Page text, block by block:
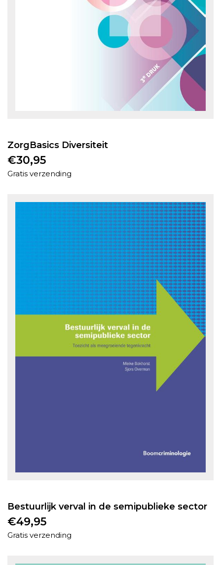
ZorgBasics Diversiteit
€30,95
Gratis verzending
Bestuurlijk verval in de semipublieke sector
€49,95
Gratis verzending